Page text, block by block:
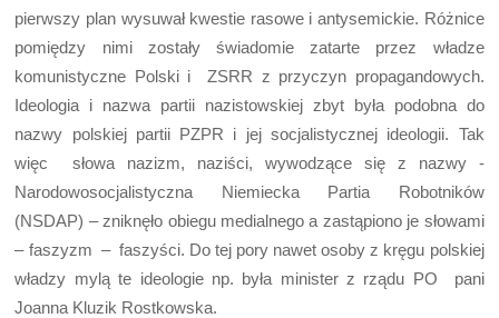
pierwszy plan wysuwał kwestie rasowe i antysemickie. Różnice
pomiędzy nimi zostały świadomie zatarte przez władze
komunistyczne Polski i ZSRR z przyczyn propagandowych.
Ideologia i nazwa partii nazistowskiej zbyt była podobna do
nazwy polskiej partii PZPR i jej socjalistycznej ideologii. Tak
więc słowa nazizm, naziści, wywodzące się z nazwy -
Narodowosocjalistyczna Niemiecka Partia Robotników
(NSDAP) – zniknęło obiegu medialnego a zastąpiono je słowami
– faszyzm – faszyści. Do tej pory nawet osoby z kręgu polskiej
władzy mylą te ideologie np. była minister z rządu PO pani
Joanna Kluzik Rostkowska.